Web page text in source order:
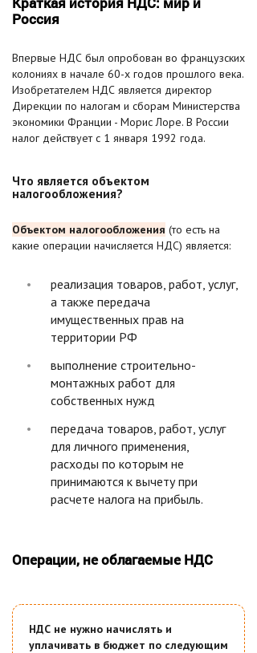
Россия
Впервые НДС был опробован во французских
колониях в начале 60-х годов прошлого века.
Изобретателем НДС является директор
Дирекции по налогам и сборам Министерства
экономики Франции - Морис Лоре. В России
налог действует с 1 января 1992 года.
Что является объектом
налогообложения?
Объектом налогообложения (то есть на
какие операции начисляется НДС) является:
реализация товаров, работ, услуг,
а также передача
имущественных прав на
территории РФ
выполнение строительно-
монтажных работ для
собственных нужд
передача товаров, работ, услуг
для личного применения,
расходы по которым не
принимаются к вычету при
расчете налога на прибыль.
Операции, не облагаемые НДС
НДС не нужно начислять и
уплачивать в бюджет по следующим